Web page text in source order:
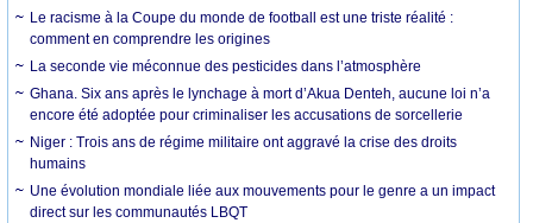
Le racisme à la Coupe du monde de football est une triste réalité :
comment en comprendre les origines
La seconde vie méconnue des pesticides dans l’atmosphère
Ghana. Six ans après le lynchage à mort d’Akua Denteh, aucune loi n’a
encore été adoptée pour criminaliser les accusations de sorcellerie
Niger : Trois ans de régime militaire ont aggravé la crise des droits
humains
Une évolution mondiale liée aux mouvements pour le genre a un impact
direct sur les communautés LBQT